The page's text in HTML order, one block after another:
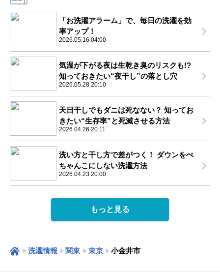
「お洗濯アラーム」で、毎日の洗濯を効
率アップ！
2026.05.16 04:00
気温が下がる夜は生乾き臭のリスクも!?
知っておきたい“夜干し”の落とし穴
2026.05.28 20:10
天日干しでもダニは死なない？ 知ってお
きたい“生存率”と死滅させる方法
2026.04.26 20:11
洗い方と干し方で差がつく！ ダウンをぺ
ちゃんこにしない洗濯方法
2026.04.23 20:00
もっと見る
洗濯情報 関東 東京 小金井市